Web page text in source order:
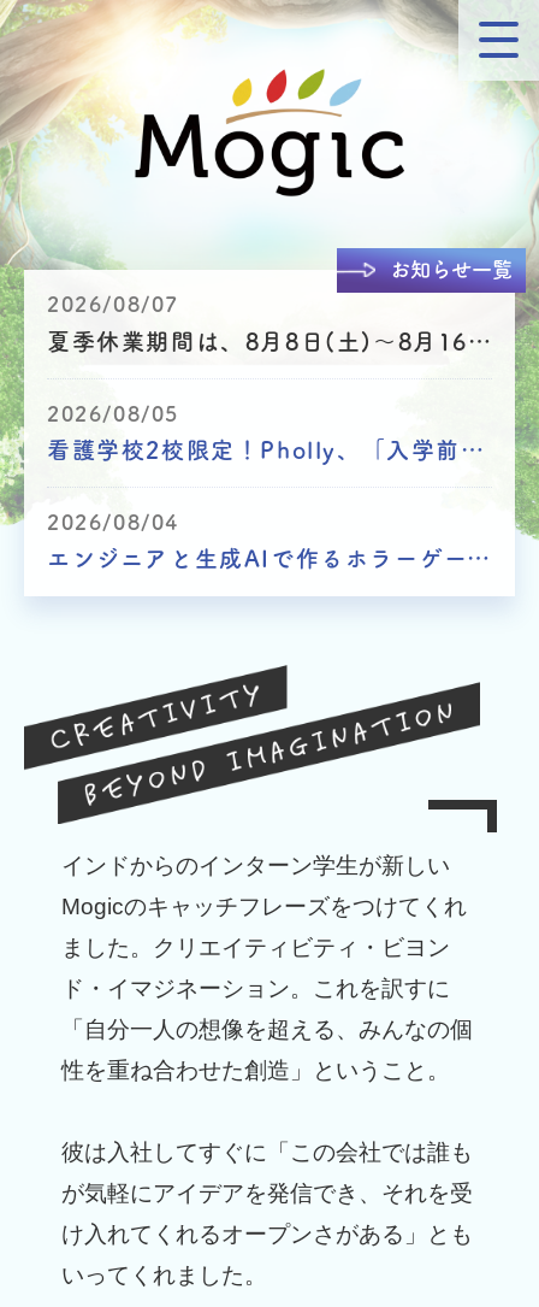
2026/08/07
夏季休業期間は、8月8日(土)～8月16日(日)までとなります
2026/08/05
看護学校2校限定！Pholly、「入学前プレ学習プラン」無料モニター追加募集！
2026/08/04
エンジニアと生成AIで作るホラーゲーム開発の舞台裏をお届け
お知らせ一覧
クリエイティビティ・ビヨンド・イマジネーシ
ョンインドからのインターン学生が新しい
Mogicのキャッチフレーズをつけてくれ
ました。クリエイティビティ・ビヨン
ド・イマジネーション。これを訳すに
「自分一人の想像を超える、みんなの個
性を重ね合わせた創造」ということ。
彼は入社してすぐに「この会社では誰も
が気軽にアイデアを発信でき、それを受
け入れてくれるオープンさがある」とも
いってくれました。